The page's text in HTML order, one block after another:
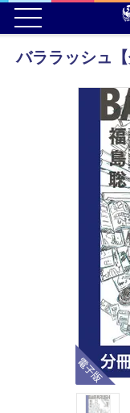
バララッシュ【
電